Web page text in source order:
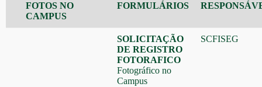
FOTOS NO
CAMPUS
FORMULÁRIOS
SOLICITAÇÃO
DE REGISTRO
FOTORAFICO
Fotográfico no
Campus
SCFISEG